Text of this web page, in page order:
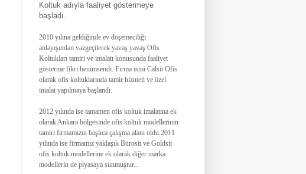
Koltuk adıyla faaliyet göstermeye
başladı.
2010 yılına geldiğinde ev döşemeciliği
anlayışından vazgeçilerek yavaş yavaş Ofis
Koltukları tamiri ve imalatı konusunda faaliyet
gösterme fikri benimsendi. Firma ismi Calsit Ofis
olarak ofis koltuklarında tamir hizmeti ve özel
imalat yapılmaya başlandı.
2012 yılında ise tamamen ofis koltuk imalatına ek
olarak Ankara bölgesinde ofis koltuk modellerinin
tamiri firmamızın başlıca çalışma alanı oldu.2011
yılında ise firmamız yaklaşık Bürosit ve Goldsit
ofis koltuk modellerine ek olarak diğer marka
modellerin de piyasaya sunmuştur...